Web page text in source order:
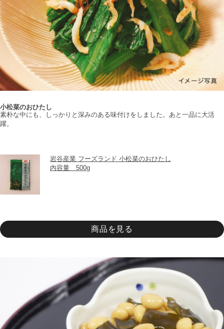
小松菜のおひたし
素朴な中にも、しっかりと深みのある味付けをしました。あと一品に大活
躍。
岩谷産業 フーズランド 小松菜のおひたし
内容量　500g
商品を見る